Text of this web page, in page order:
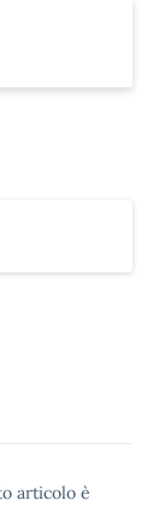
articolo è